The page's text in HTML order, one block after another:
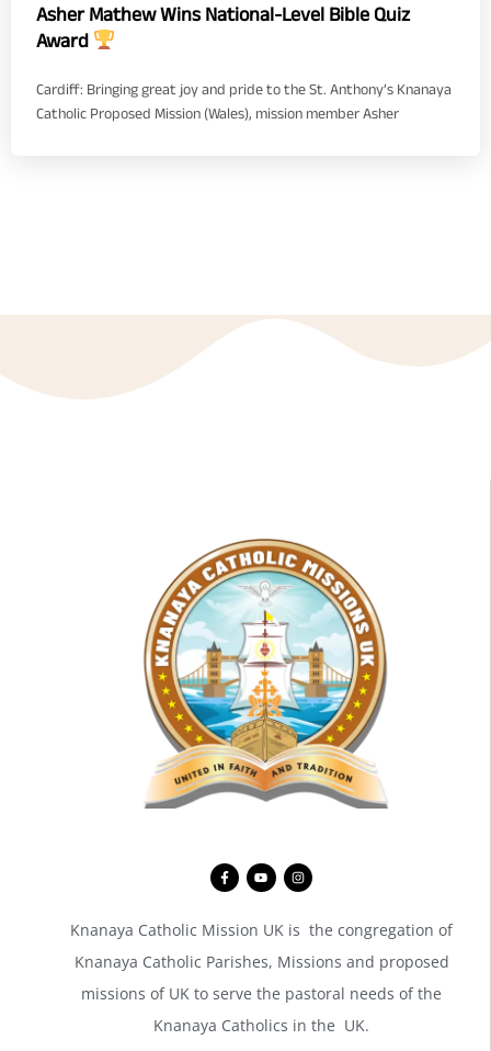
Asher Mathew Wins National-Level Bible Quiz
Award
Cardiff: Bringing great joy and pride to the St. Anthony’s Knanaya
Catholic Proposed Mission (Wales), mission member Asher
Knanaya Catholic Mission UK is the congregation of
Knanaya Catholic Parishes, Missions and proposed
missions of UK to serve the pastoral needs of the
Knanaya Catholics in the UK.